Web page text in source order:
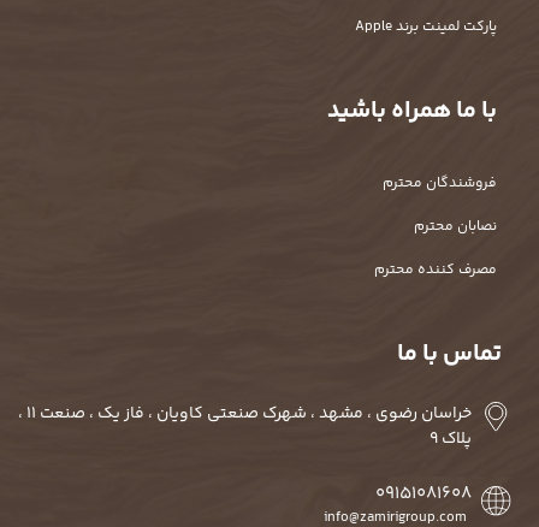
پارکت لمینت برند Apple
با ما همراه باشید
فروشندگان محترم
نصابان محترم
مصرف کننده محترم
تماس با ما
خراسان رضوی ، مشهد ، شهرک صنعتی کاویان ، فاز یک ، صنعت 11 ،
پلاک 9
09151081608
info@zamirigroup.com